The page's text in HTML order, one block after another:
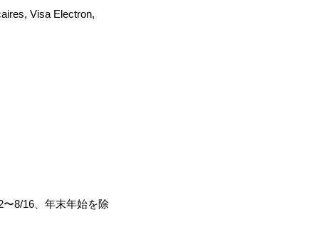
Visa Electron,
8/16、年末年始を除